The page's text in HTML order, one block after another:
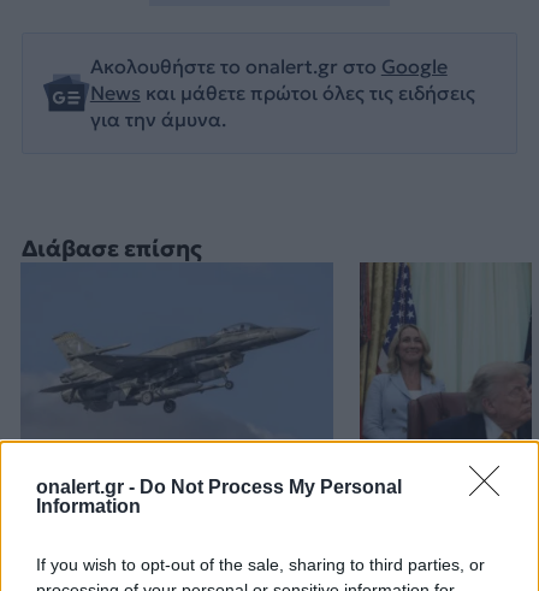
onalert.gr - Do Not Process My Personal
Information
If you wish to opt-out of the sale, sharing to third parties, or
Διάβασε επίσης
Εικονική αερομαχία με
στο Αιγαίο – 10
Τραμπ: «Είμαι
δουλειά που
Ακολουθήστε το onalert.gr στο Google
News και μάθετε πρώτοι όλες τις ειδήσεις
για την άμυνα.